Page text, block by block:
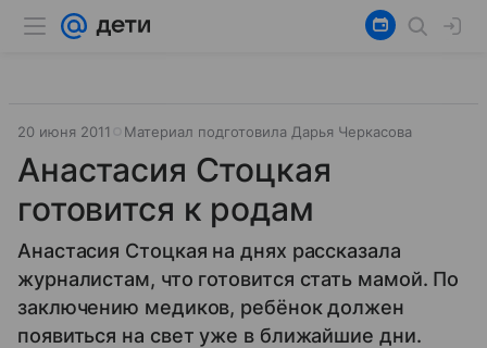
20 июня 2011 Материал подготовила Дарья Черкасова
Анастасия Стоцкая
готовится к родам
Анастасия Стоцкая на днях рассказала
журналистам, что готовится стать мамой. По
заключению медиков, ребёнок должен
появиться на свет уже в ближайшие дни.